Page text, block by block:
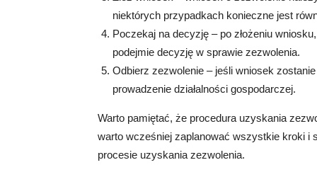
niektórych przypadkach konieczne jest
Poczekaj na decyzję – po złożeniu
podejmie decyzję w sprawie zezwolenia.
Odbierz zezwolenie – jeśli wniosek
prowadzenie działalności gospodarczej.
Warto pamiętać, że procedura uzyskania
warto wcześniej zaplanować wszystkie kroki i
procesie uzyskania zezwolenia.